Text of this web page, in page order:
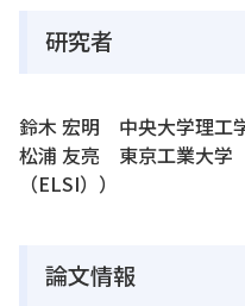
研究者
鈴木 宏明 中央大学理工
松浦 友亮 東京工業大学
（ELSI））
論文情報